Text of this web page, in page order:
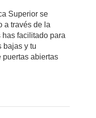
Superior se
a través de la
facilitado para
bajas y tu
puertas abiertas